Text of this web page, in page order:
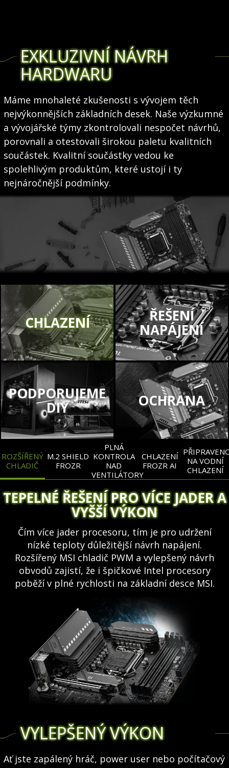
EXKLUZIVNÍ NÁVRH
HARDWARU
Máme mnohaleté zkušenosti s vývojem těch
nejvýkonnějších základních desek. Naše výzkumné
a vývojářské týmy zkontrolovali nespočet návrhů,
porovnali a otestovali širokou paletu kvalitních
součástek. Kvalitní součástky vedou ke
spolehlivým produktům, které ustojí i ty
nejnáročnější podmínky.
CHLAZENÍ ŘEŠENÍ
NAPÁJENÍ
PODPORUJEME
DIY OCHRANA
ROZŠÍŘENÝ
CHLADIČ
M.2 SHIELD
FROZR
PLNÁ
KONTROLA
NAD
VENTILÁTORY
CHLAZENÍ
FROZR AI
NA VODNÍ
CHLAZENÍ
TEPELNÉ ŘEŠENÍ PRO VÍCE JADER A
VYŠŠÍ VÝKON
Čím více jader procesoru, tím je pro udržení
nízké teploty důležitější návrh napájení.
Rozšířený MSI chladič PWM a vylepšený návrh
obvodů zajistí, že i špičkové Intel procesory
poběží v plné rychlosti na základní desce MSI.
VYLEPŠENÝ VÝKON
Ať jste zapálený hráč, power user nebo počítačový